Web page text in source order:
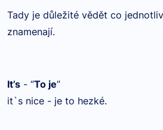
Tady je důležité vědět co
znamenají.
It’s - “To je”
it`s nice - je to hezké.